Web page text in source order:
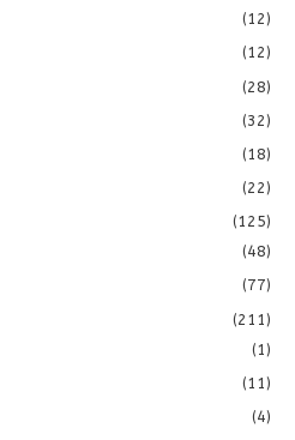
(12)
(12)
(28)
(32)
(18)
(22)
(125)
(48)
(77)
(211)
(1)
(11)
(4)